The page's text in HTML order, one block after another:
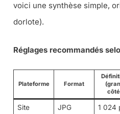
voici une synthèse simple,
dorlote).
Réglages recommandés
Plateforme Format
Site
JPG 1 024